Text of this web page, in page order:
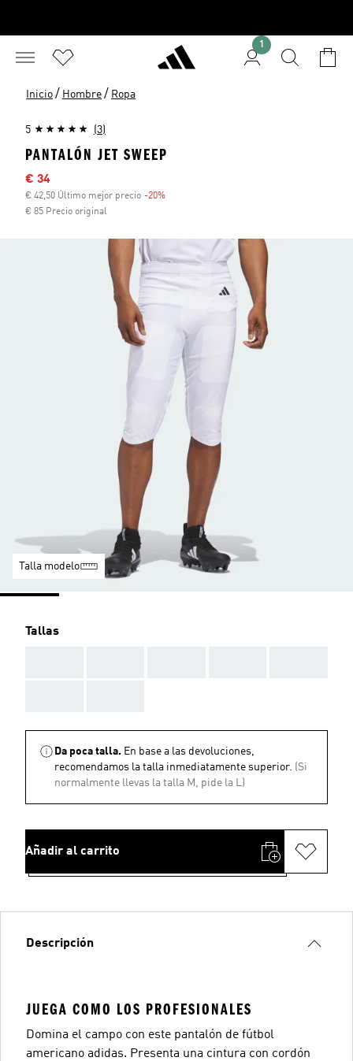
1
Inicio / Hombre / Ropa
5 (3)
PANTALÓN JET SWEEP
Precio rebajado
€ 34
€ 42,50 Último mejor precio -20%
€ 85 Precio original
Talla modelo
Tallas
Da poca talla. En base a las devoluciones,
recomendamos la talla inmediatamente superior. (Si
normalmente llevas la talla M, pide la L)
Añadir al carrito
Descripción
JUEGA COMO LOS PROFESIONALES
Domina el campo con este pantalón de fútbol
americano adidas. Presenta una cintura con cordón